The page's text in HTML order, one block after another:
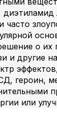
о их
и другие
героин,
или